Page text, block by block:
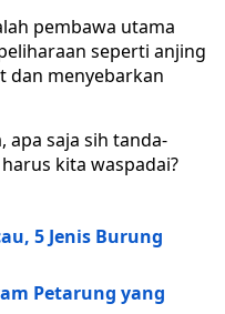
pembawa utama
seperti anjing
dan menyebarkan
apa saja sih tanda-
kita waspadai?
5 Jenis Burung
Petarung yang